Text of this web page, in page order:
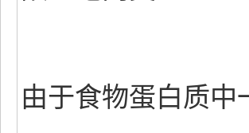
由于食物蛋白质